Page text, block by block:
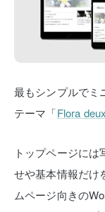
最もシンプルでミ
テーマ「Flora deux
トップページには
せや基本情報だけ
ムページ向きの